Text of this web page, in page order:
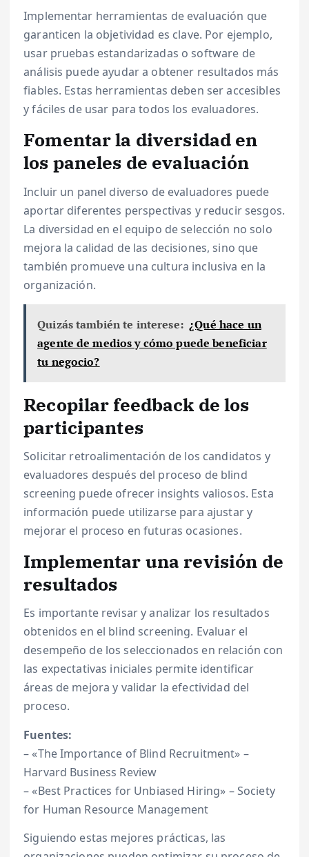
Implementar herramientas de evaluación que
garanticen la objetividad es clave. Por ejemplo,
usar pruebas estandarizadas o software de
análisis puede ayudar a obtener resultados más
fiables. Estas herramientas deben ser accesibles
y fáciles de usar para todos los evaluadores.
Fomentar la diversidad en
los paneles de evaluación
Incluir un panel diverso de evaluadores puede
aportar diferentes perspectivas y reducir sesgos.
La diversidad en el equipo de selección no solo
mejora la calidad de las decisiones, sino que
también promueve una cultura inclusiva en la
organización.
Quizás también te interese: ¿Qué hace un
agente de medios y cómo puede beneficiar
tu negocio?
Recopilar feedback de los
participantes
Solicitar retroalimentación de los candidatos y
evaluadores después del proceso de blind
screening puede ofrecer insights valiosos. Esta
información puede utilizarse para ajustar y
mejorar el proceso en futuras ocasiones.
Implementar una revisión de
resultados
Es importante revisar y analizar los resultados
obtenidos en el blind screening. Evaluar el
desempeño de los seleccionados en relación con
las expectativas iniciales permite identificar
áreas de mejora y validar la efectividad del
proceso.
Fuentes:
– «The Importance of Blind Recruitment» –
Harvard Business Review
– «Best Practices for Unbiased Hiring» – Society
for Human Resource Management
Siguiendo estas mejores prácticas, las